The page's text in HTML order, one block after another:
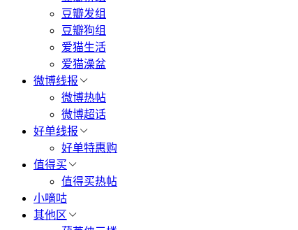
豆瓣发组
豆瓣狗组
爱猫生活
爱猫澡盆
微博线报
微博热帖
微博超话
好单线报
好单特惠购
值得买
值得买热帖
小嘀咕
其他区